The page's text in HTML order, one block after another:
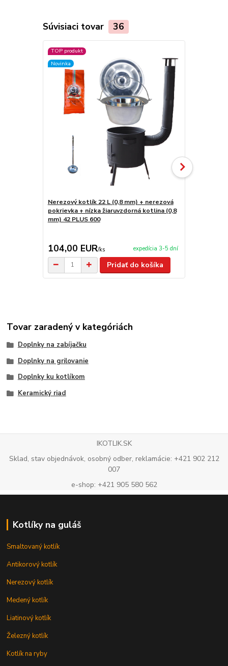
Súvisiaci tovar 36
TOP produkt
Novinka
Nerezový kotlík 22 L (0,8 mm) + nerezová
pokrievka + nízka žiaruvzdorná kotlina (0,8
mm) 42 PLUS 600
104,00 EUR/ks expedícia 3-5 dní
Pridať do košíka
Tovar zaradený v kategóriách
Doplnky na zabíjačku
Doplnky na grilovanie
Doplnky ku kotlíkom
Keramický riad
IKOTLIK.SK
Sklad, stav objednávok, osobný odber, reklamácie: +421 902 212
007
e-shop: +421 905 580 562
Kotlíky na guláš
Smaltovaný kotlík
Antikorový kotlík
Nerezový kotlík
Medený kotlík
Liatinový kotlík
Železný kotlík
Kotlík na ryby